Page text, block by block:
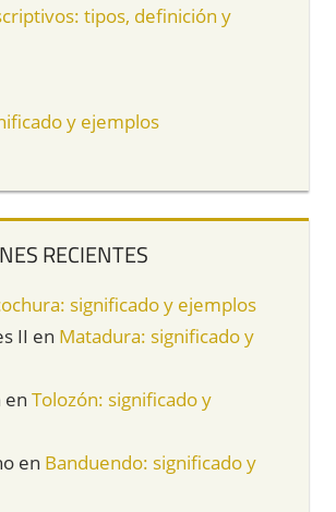
tipos, definición y
y ejemplos
RECIENTES
significado y ejemplos
II en Matadura: significado y
en Tolozón: significado y
en Banduendo: significado y